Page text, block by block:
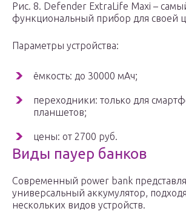
Рис. 8. Defender ExtraLife Maxi –
функциональный прибор для своей
Параметры устройства:
ёмкость: до 30000 мАч;
переходники: только для
планшетов;
цены: от 2700 руб.
Виды пауер банков
Современный power bank
универсальный аккумулятор,
нескольких видов устройств.